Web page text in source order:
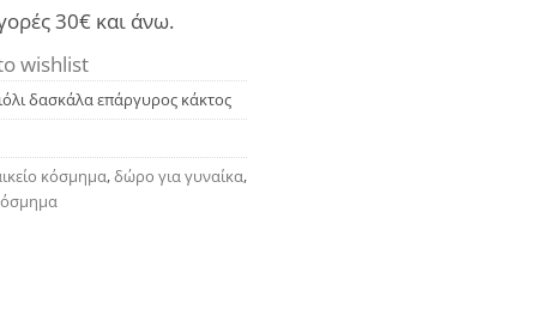
30€ και άνω.
wishlist
δασκάλα επάργυρος κάκτος
κόσμημα,δώρο για γυναίκα,